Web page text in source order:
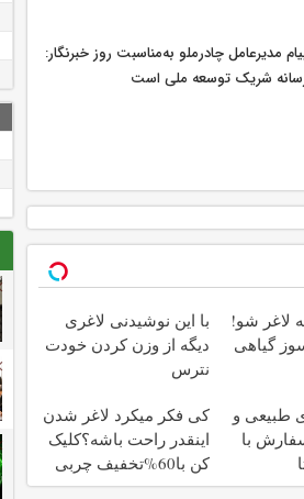
مدیرعامل چادرملو به‌مناسبت روز خبرنگار:
شریک توسعه ملی است
لاغر شو!
گیاهی
با این نوشیدنی لاغری
دیگه از وزن کردن خودت
نترس
طبیعی و
با
کی فکر میکرد لاغر شدن
اینقدر راحت باشه؟کلیک
کن با60%تخفیف چربی
بسوزون